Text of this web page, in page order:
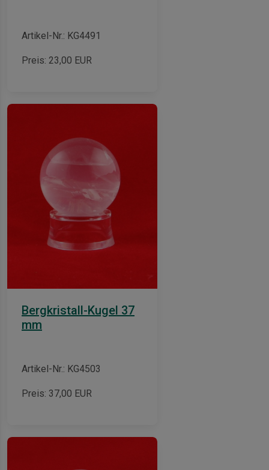
Artikel-Nr.: KG4491
Preis: 23,00 EUR
Bergkristall-Kugel 37
mm
Artikel-Nr.: KG4503
Preis: 37,00 EUR